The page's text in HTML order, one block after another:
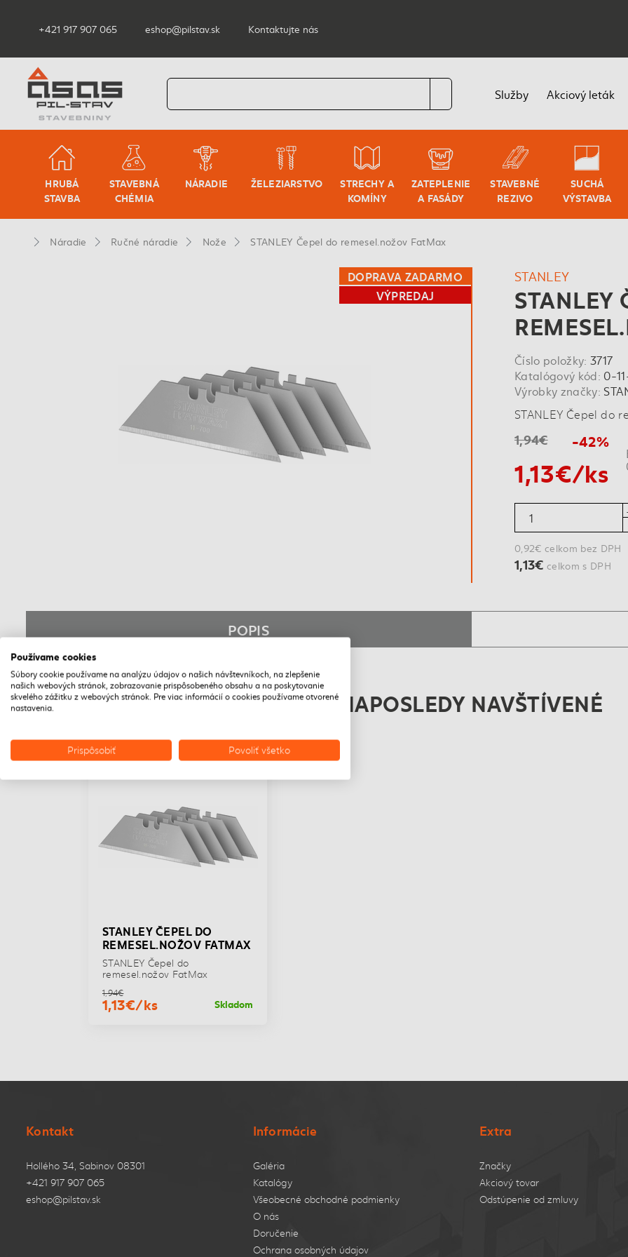
+421 917 907 065 eshop@pilstav.sk Kontaktujte nás
Služby Akciový leták
HRUBÁ
STAVBA
STAVEBNÁ
CHÉMIA
NÁRADIE ŽELEZIARSTVO
STRECHY A
KOMÍNY
ZATEPLENIE
A FASÁDY
STAVEBNÉ
REZIVO
SUCHÁ
VÝSTAVBA
Náradie Ručné náradie Nože STANLEY Čepel do remesel.nožov FatMax
DOPRAVA ZADARMO
VÝPREDAJ
STANLEY
STANLEY
Číslo položky: 3717
Katalógový kód: 0-
Výrobky značky:
STANLEY Čepel do
1,94€ -42%
1,13€/ks
0,92€ celkom bez DPH
1,13€ celkom s DPH
POPIS
NAPOSLEDY NAVŠTÍVENÉ
DOPRAVA ZADARMO
VÝPREDAJ
STANLEY ČEPEL DO
REMESEL.NOŽOV FATMAX
STANLEY Čepel do
remesel.nožov FatMax
1,94€
1,13€/ks Skladom
Kontakt
Hollého 34, Sabinov 08301
+421 917 907 065
eshop@pilstav.sk
Informácie
Galéria
Katalógy
Všeobecné obchodné podmienky
O nás
Doručenie
Ochrana osobných údajov
Extra
Značky
Akciový tovar
Odstúpenie od zmluvy
Používame cookies
Súbory cookie používame na analýzu údajov o našich návštevníkoch, na zlepšenie
našich webových stránok, zobrazovanie prispôsobeného obsahu a na poskytovanie
skvelého zážitku z webových stránok. Pre viac informácií o cookies používame otvorené
nastavenia.
Prispôsobiť Povoliť všetko